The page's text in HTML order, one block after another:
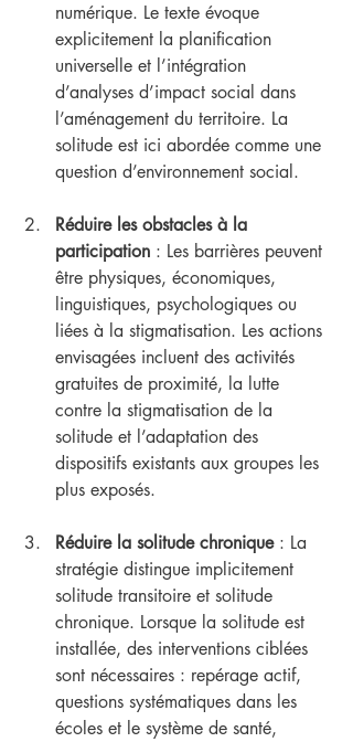
numérique. Le texte évoque
explicitement la planification
universelle et l’intégration
d’analyses d’impact social dans
l’aménagement du territoire. La
solitude est ici abordée comme une
question d’environnement social.
Réduire les obstacles à la
participation : Les barrières peuvent
être physiques, économiques,
linguistiques, psychologiques ou
liées à la stigmatisation. Les actions
envisagées incluent des activités
gratuites de proximité, la lutte
contre la stigmatisation de la
solitude et l’adaptation des
dispositifs existants aux groupes les
plus exposés.
Réduire la solitude chronique : La
stratégie distingue implicitement
solitude transitoire et solitude
chronique. Lorsque la solitude est
installée, des interventions ciblées
sont nécessaires : repérage actif,
questions systématiques dans les
écoles et le système de santé,